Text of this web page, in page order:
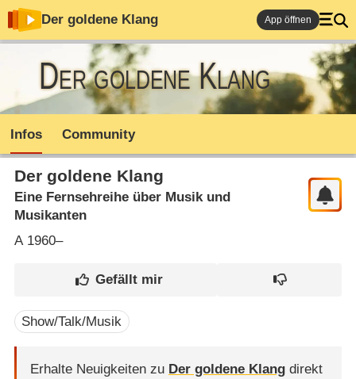
Der goldene Klang App öffnen
Der goldene Klang
Infos Community
Der goldene Klang
Eine Fernsehreihe über Musik und
Musikanten
A1960–
Show/Talk/Musik
Erhalte Neuigkeiten zu Der goldene Klangdirekt